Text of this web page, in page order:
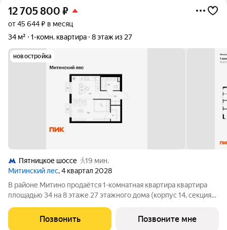
12 705 800 ₽
от 45 644 ₽ в месяц
34 м²
1-комн. квартира 8 этаж из 27
новостройка
Пятницкое шоссе
19 мин.
Митинский лес, 4 квартал 2028
В районе Митино продаётся 1-комнатная квартира квартира
площадью 34 на 8 этаже 27 этажного дома (корпус 14, секция
минут пешком до станции метро «Пятницкое шоссе». 8 минут
на автомобиле до
Позвонить Позвоните мне